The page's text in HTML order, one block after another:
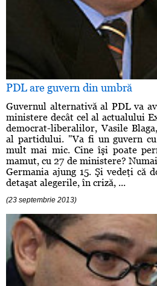
PDL are guvern din umbră
Guvernul alternativă al PDL va
ministere decât cel al actualului
democrat-liberalilor, Vasile
al partidului. "Va fi un guvern
mult mai mic. Cine îşi poate
mamut, cu 27 de ministere?
Germania ajung 15. Şi vedeţi că
detaşat alegerile, în criză, ...
(23 septembrie 2013)